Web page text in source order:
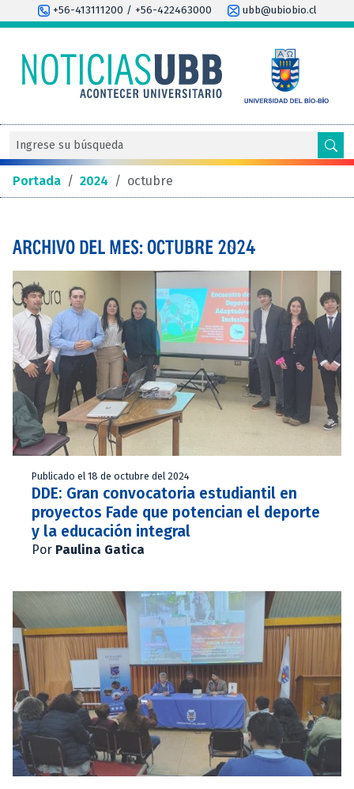
+56-413111200 / +56-422463000 ubb@ubiobio.cl
Portada / 2024 / octubre
ARCHIVO DEL MES: OCTUBRE 2024
Publicado el 18 de octubre del 2024
DDE: Gran convocatoria estudiantil en
proyectos Fade que potencian el deporte
y la educación integral
Por Paulina Gatica